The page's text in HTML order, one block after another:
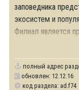
заповедника
экосистем и
Филиал является
полный адрес
обновлен: 12.12.16
код раздела: ad.f74